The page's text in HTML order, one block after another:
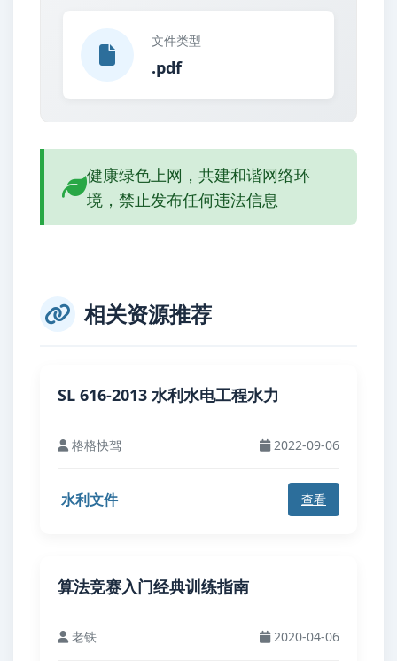
文件类型
.pdf
健康绿色上网，共建和谐网络环
境，禁止发布任何违法信息
相关资源推荐
SL 616-2013 水利水电工程水力
格格快驾 2022-09-06
水利文件 查看
算法竞赛入门经典训练指南
老铁 2020-04-06